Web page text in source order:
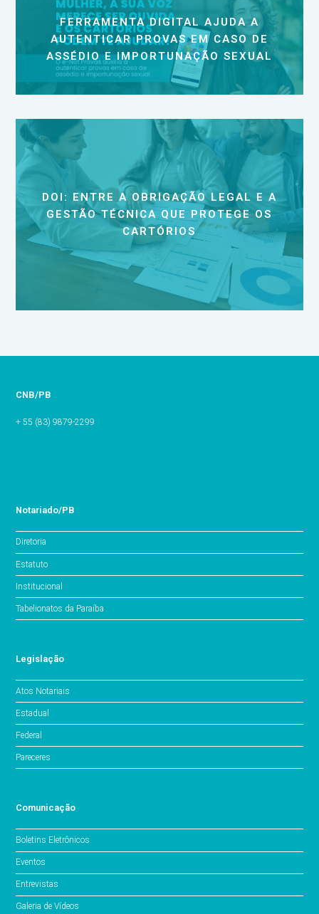
FERRAMENTA DIGITAL AJUDA A
AUTENTICAR PROVAS EM CASO DE
ASSÉDIO E IMPORTUNAÇÃO SEXUAL
DOI: ENTRE A OBRIGAÇÃO LEGAL E A
GESTÃO TÉCNICA QUE PROTEGE OS
CARTÓRIOS
CNB/PB
+ 55 (83) 9879-2299
Notariado/PB
Diretoria
Estatuto
Institucional
Tabelionatos da Paraíba
Legislação
Atos Notariais
Estadual
Federal
Pareceres
Comunicação
Boletins Eletrônicos
Eventos
Entrevistas
Galeria de Vídeos